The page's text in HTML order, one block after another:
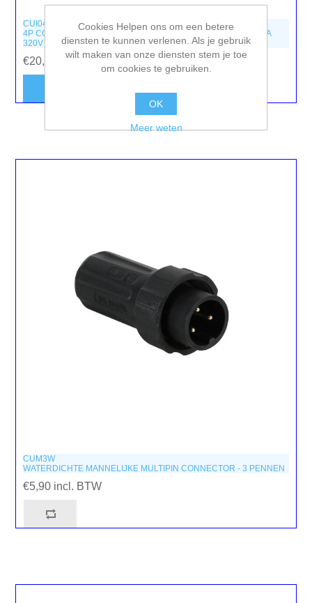
CUI04
4P CONNECTOR VOOR KABEL - WATERBESTENDIG IP68 - 16A
320V (1 set)
€20,10 incl. BTW
CUM3W
WATERDICHTE MANNELIJKE MULTIPIN CONNECTOR - 3 PENNEN
€5,90 incl. BTW
Cookies Helpen ons om een betere
diensten te kunnen verlenen. Als je gebruik
wilt maken van onze diensten stem je toe
om cookies te gebruiken.
OK
Meer weten